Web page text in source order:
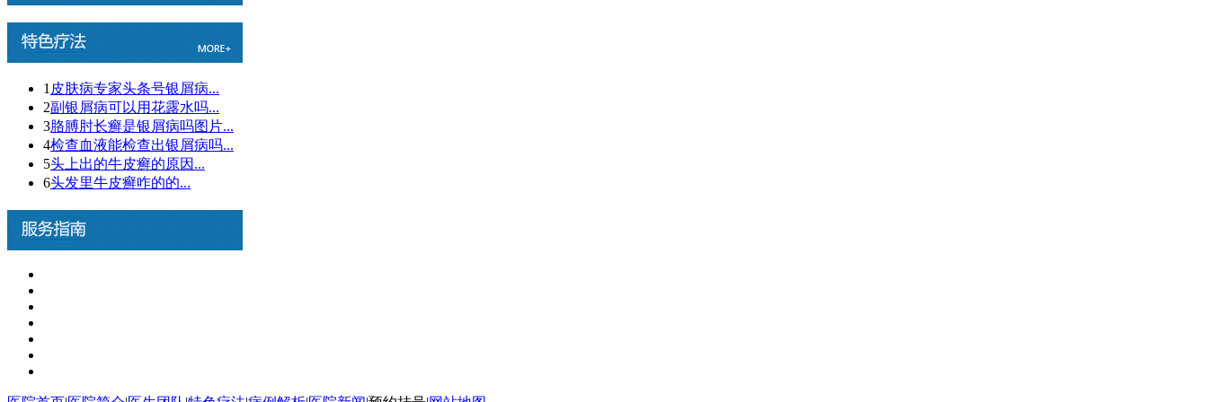
1 皮肤病专家头条号银屑病...
2副银屑病可以用花露水吗...
3胳膊肘长癣是银屑病吗图片...
4检查血液能检查出银屑病吗...
5头上出的牛皮癣的原因...
6头发里牛皮癣咋的的...